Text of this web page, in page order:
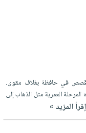
السمكة الذهبية تتكون من 7 قصص في حافظة بغلاف مقوى.
العمرية مثل الذهاب إلى
إقرأ المزيد »